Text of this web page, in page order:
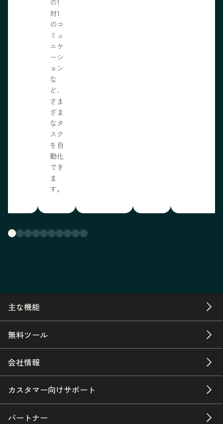
の1
対1
のコ
ミュ
ニケ
ーシ
ョン
な
ど、
さま
ざま
なタ
スク
を自
動化
でき
ま
す。
主な機能
無料ツール
会社情報
カスタマー向けサポート
パートナー